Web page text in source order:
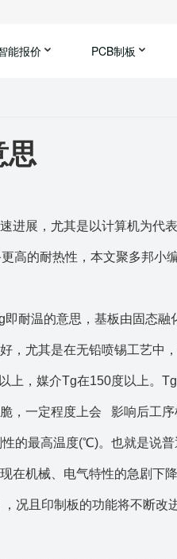
能报价 PCB制板
思
进展，尤其是以计算机为代
高的耐热性，本文聚多邦小
即耐温的意思，基板由固态
，尤其是在无铅喷锡工艺中
上，媒介Tg在150度以上。
，一定程度上会 影响后工
的最高温度(℃)。也就是说
在机械、电气特性的急剧下
况且印制板的功能将不断改进